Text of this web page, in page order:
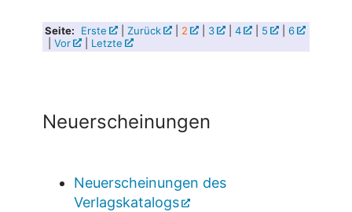
Seite: Erste Zurück 2 3 4 5
6
Vor Letzte
Neuerscheinungen
Neuerscheinungen des
Verlagskatalogs